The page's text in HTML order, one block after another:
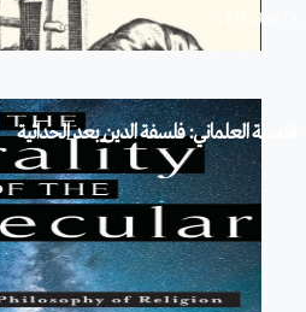
قدسية العلماني: فلسفة الدين بعد الحداثية